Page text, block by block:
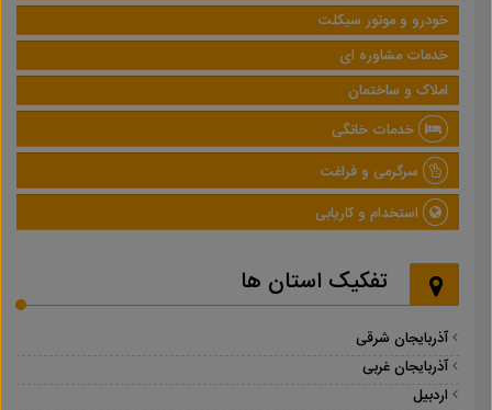
خودرو و موتور سیکلت
خدمات مشاوره ای
املاک و ساختمان
خدمات خانگی
سرگرمی و فراغت
استخدام و کاریابی
تفکیک استان ها
آذربایجان شرقی
آذربایجان غربی
اردبیل